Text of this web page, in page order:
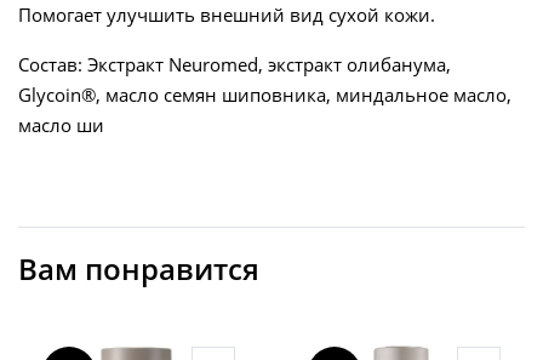
Помогает улучшить внешний вид сухой кожи.
Состав: Экстракт Neuromed, экстракт олибанума,
Glycoin®, масло семян шиповника, миндальное масло,
масло ши
Вам понравится